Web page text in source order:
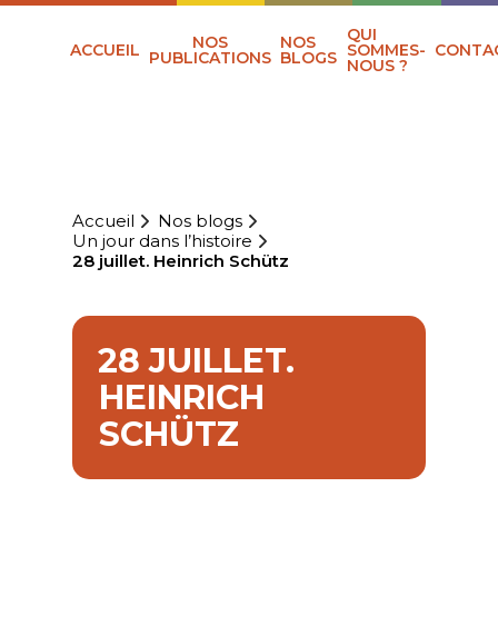
ACCUEIL NOS
PUBLICATIONS
NOS
BLOGS
QUI
SOMMES-
NOUS ?
Accueil
Nos blogs
Un jour dans l’histoire
28 juillet. Heinrich Schütz
28 JUILLET.
HEINRICH
SCHÜTZ